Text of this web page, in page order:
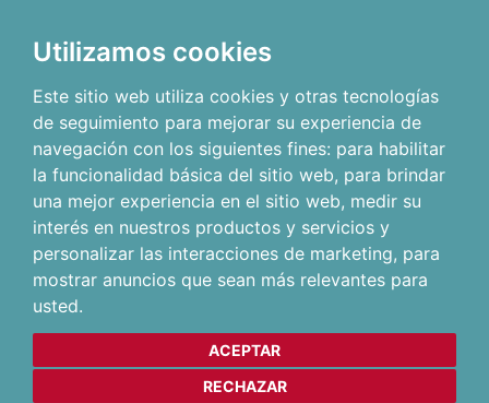
Utilizamos cookies
Este sitio web utiliza cookies y otras tecnologías
de seguimiento para mejorar su experiencia de
navegación con los siguientes fines: para habilitar
la funcionalidad básica del sitio web, para brindar
una mejor experiencia en el sitio web, medir su
interés en nuestros productos y servicios y
personalizar las interacciones de marketing, para
mostrar anuncios que sean más relevantes para
usted.
ACEPTAR
RECHAZAR